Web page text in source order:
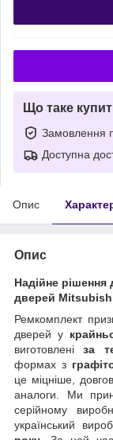
Що таке
Замовлення
Доступна
Опис
Опис
Надійне рішення
дверей Mitsubishi
Ремкомплект
дверей у
виготовленіза
формах з
це міцніше,
аналоги. Ми
серійному
український